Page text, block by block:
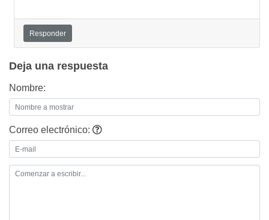
Responder
Deja una respuesta
Nombre:
Correo electrónico: